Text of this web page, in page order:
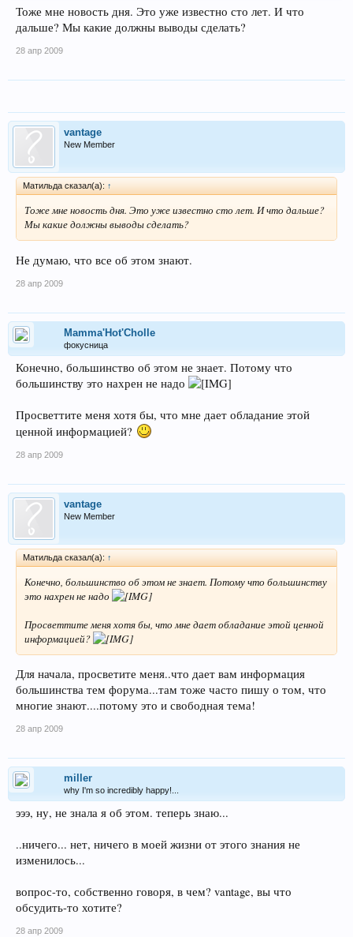
Тоже мне новость дня. Это уже известно сто лет. И что
дальше? Мы какие должны выводы сделать?
28 апр 2009
vantage
New Member
Матильда сказал(а): ↑
Тоже мне новость дня. Это уже известно сто лет. И что дальше?
Мы какие должны выводы сделать?
Не думаю, что все об этом знают.
28 апр 2009
Mamma'Hot'Cholle
фокусница
Конечно, большинство об этом не знает. Потому что
большинству это нахрен не надо
Просветтите меня хотя бы, что мне дает обладание этой
ценной информацией?
28 апр 2009
vantage
New Member
Матильда сказал(а): ↑
Конечно, большинство об этом не знает. Потому что большинству
это нахрен не надо
Просветтите меня хотя бы, что мне дает обладание этой ценной
информацией?
Для начала, просветите меня..что дает вам информация
большинства тем форума...там тоже часто пишу о том, что
многие знают....потому это и свободная тема!
28 апр 2009
miller
why I'm so incredibly happy!...
эээ, ну, не знала я об этом. теперь знаю...
..ничего... нет, ничего в моей жизни от этого знания не
изменилось...
вопрос-то, собственно говоря, в чем? vantage, вы что
обсудить-то хотите?
28 апр 2009